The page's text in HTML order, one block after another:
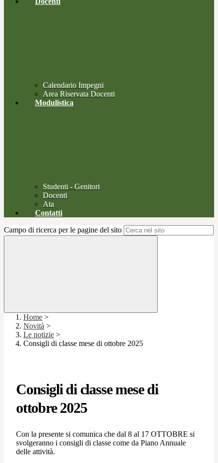
Calendario Impegni
Area Riservata Docenti
Modulistica
Studenti - Genitori
Docenti
Ata
Contatti
Campo di ricerca per le pagine del sito
Home >
Novità >
Le notizie >
Consigli di classe mese di ottobre 2025
Consigli di classe mese di
ottobre 2025
Con la presente si comunica che dal 8 al 17 OTTOBRE si
svolgeranno i consigli di classe come da Piano Annuale
delle attività.